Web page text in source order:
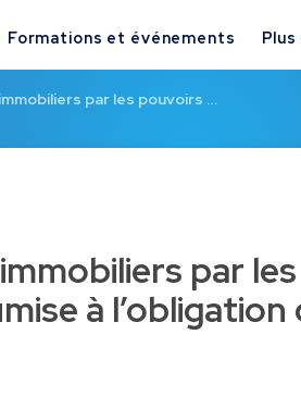
Formations et événements Plus
par les pouvoirs …
par les
à l’obligation